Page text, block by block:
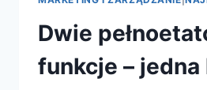
Dwie
funkcje –